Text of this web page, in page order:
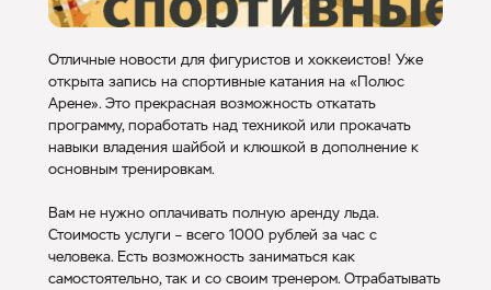
Отличные новости для фигуристов и хоккеистов! Уже
открыта запись на спортивные катания на «Полюс
Арене». Это прекрасная возможность откатать
программу, поработать над техникой или прокачать
навыки владения шайбой и клюшкой в дополнение к
основным тренировкам.
Вам не нужно оплачивать полную аренду льда.
Стоимость услуги – всего 1000 рублей за час с
человека. Есть возможность заниматься как
самостоятельно, так и со своим тренером. Отрабатывать